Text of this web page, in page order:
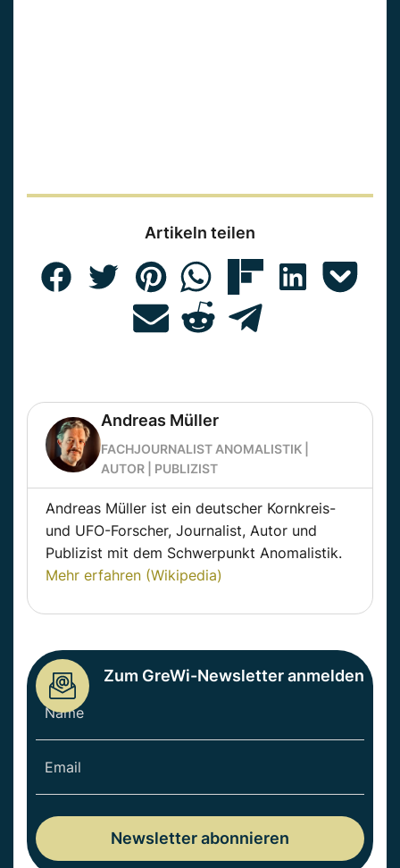
Artikeln teilen
Andreas Müller
FACHJOURNALIST ANOMALISTIK |
AUTOR | PUBLIZIST
Andreas Müller ist ein deutscher Kornkreis-
und UFO-Forscher, Journalist, Autor und
Publizist mit dem Schwerpunkt Anomalistik.
Mehr erfahren (Wikipedia)
Zum GreWi-Newsletter anmelden